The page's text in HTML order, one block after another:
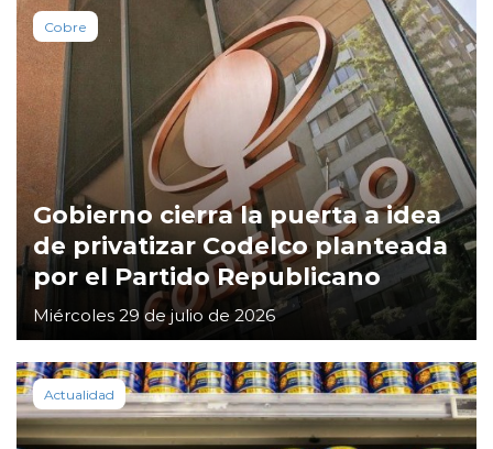
Cobre
Gobierno cierra la puerta a idea
de privatizar Codelco planteada
por el Partido Republicano
Miércoles 29 de julio de 2026
Actualidad